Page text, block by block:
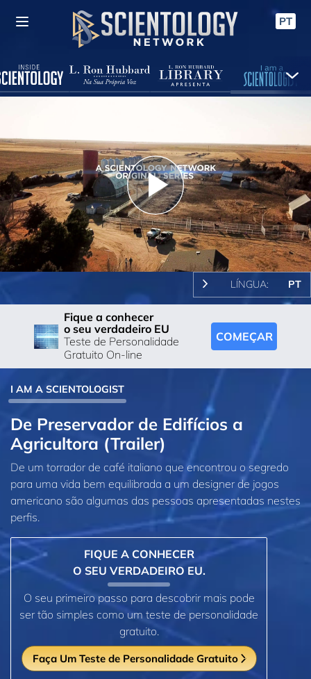
PT
Play
Video
LÍNGUA: PT
Fique a conhecer
o seu verdadeiro EU
Teste de Personalidade
Gratuito On-line
COMEÇAR
I AM A SCIENTOLOGIST
De Preservador de Edifícios a
Agricultora (Trailer)
De um torrador de café italiano que encontrou o segredo
para uma vida bem equilibrada a um designer de jogos
americano são algumas das pessoas apresentadas nestes
perfis.
FIQUE A CONHECER
O SEU VERDADEIRO EU.
O seu primeiro passo para descobrir mais pode
ser tão simples como um teste de personalidade
gratuito.
Faça Um Teste de Personalidade Gratuito